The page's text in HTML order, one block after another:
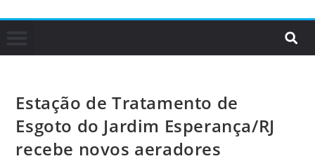
Estação de Tratamento de
Esgoto do Jardim Esperança/RJ
recebe novos aeradores